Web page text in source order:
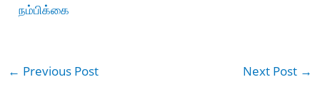
நம்பிக்கை
← Previous Post Next Post →